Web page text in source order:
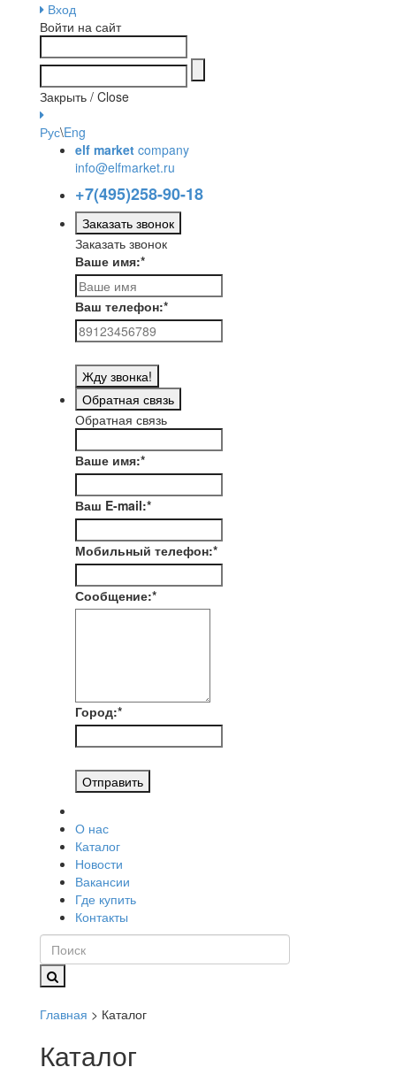
Вход
Войти на сайт
Закрыть / Close
Рус\Eng
elf market company
info@elfmarket.ru
+7(495)258-90-18
Заказать звонок
Заказать звонок
Ваше имя:*
Ваш телефон:*
Жду звонка!
Обратная связь
Обратная связь
Ваше имя:*
Ваш E-mail:*
Мобильный телефон:*
Сообщение:*
Город:*
Отправить
О нас
Каталог
Новости
Вакансии
Где купить
Контакты
Главная > Каталог
Каталог